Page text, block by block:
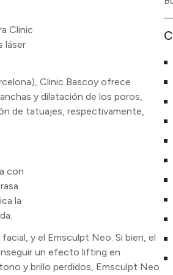
Clinic
láser
Clinic Bascoy ofrece
y dilatación de los poros,
de tatuajes, respectivamente,
con
la
y el Emsculpt Neo. Si bien, el
un efecto lifting en
y brillo perdidos, Emsculpt Neo